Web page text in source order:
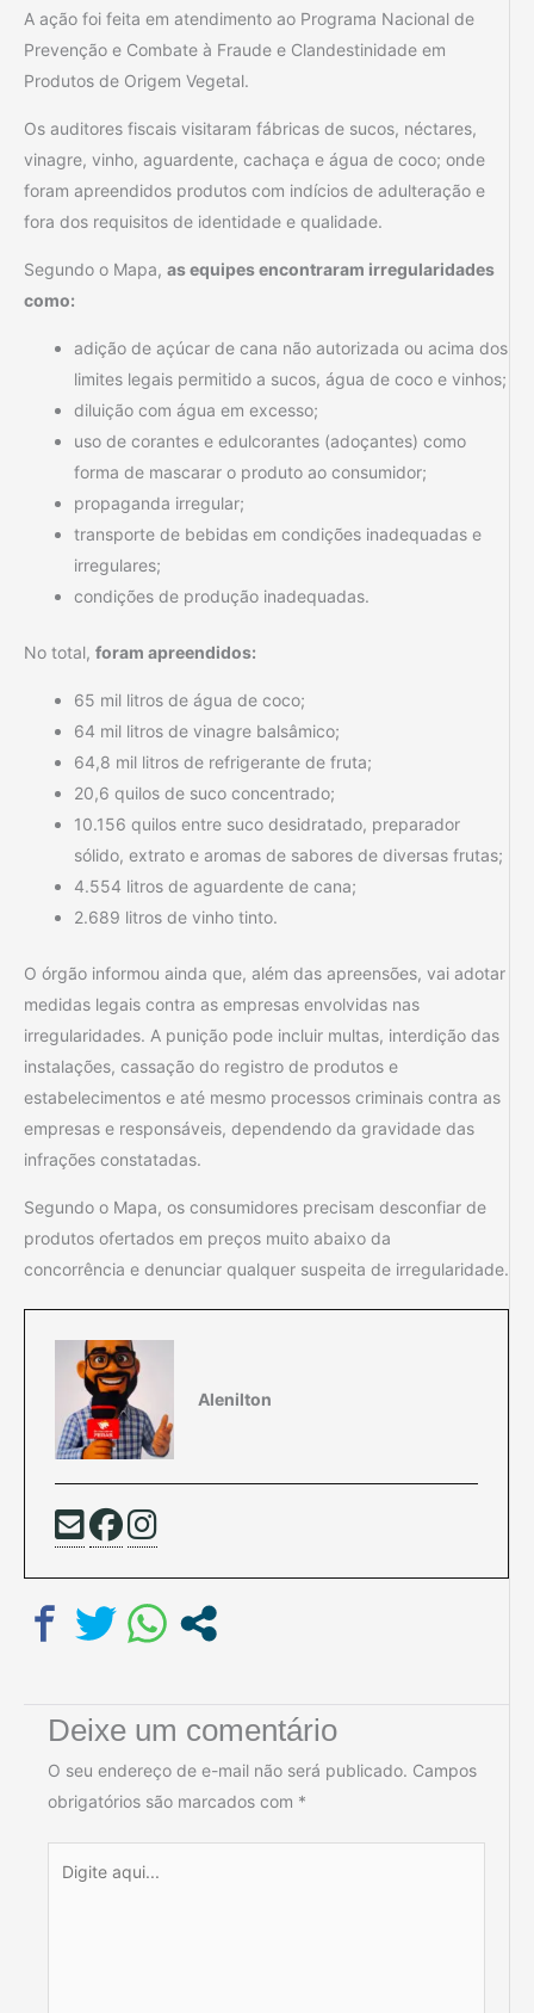
A ação foi feita em atendimento ao Programa Nacional de
Prevenção e Combate à Fraude e Clandestinidade em
Produtos de Origem Vegetal.
Os auditores fiscais visitaram fábricas de sucos, néctares,
vinagre, vinho, aguardente, cachaça e água de coco; onde
foram apreendidos produtos com indícios de adulteração e
fora dos requisitos de identidade e qualidade.
Segundo o Mapa, as equipes encontraram irregularidades
como:
adição de açúcar de cana não autorizada ou acima dos
limites legais permitido a sucos, água de coco e vinhos;
diluição com água em excesso;
uso de corantes e edulcorantes (adoçantes) como
forma de mascarar o produto ao consumidor;
propaganda irregular;
transporte de bebidas em condições inadequadas e
irregulares;
condições de produção inadequadas.
No total, foram apreendidos:
65 mil litros de água de coco;
64 mil litros de vinagre balsâmico;
64,8 mil litros de refrigerante de fruta;
20,6 quilos de suco concentrado;
10.156 quilos entre suco desidratado, preparador
sólido, extrato e aromas de sabores de diversas frutas;
4.554 litros de aguardente de cana;
2.689 litros de vinho tinto.
O órgão informou ainda que, além das apreensões, vai adotar
medidas legais contra as empresas envolvidas nas
irregularidades. A punição pode incluir multas, interdição das
instalações, cassação do registro de produtos e
estabelecimentos e até mesmo processos criminais contra as
empresas e responsáveis, dependendo da gravidade das
infrações constatadas.
Segundo o Mapa, os consumidores precisam desconfiar de
produtos ofertados em preços muito abaixo da
concorrência e denunciar qualquer suspeita de irregularidade.
Alenilton
Deixe um comentário
O seu endereço de e-mail não será publicado. Campos
obrigatórios são marcados com *
aqui...